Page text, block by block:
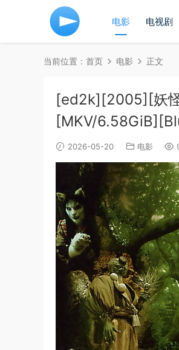
电影 电视剧
当前位置： 首页 电影 正文
[ed2k][2005][妖
[MKV/
2026-05-20 电影